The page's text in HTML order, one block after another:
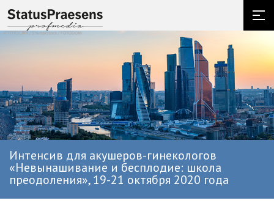
Интенсив для акушеров-гинекологов
«Невынашивание и бесплодие: школа
преодоления», 19-21 октября 2020 года